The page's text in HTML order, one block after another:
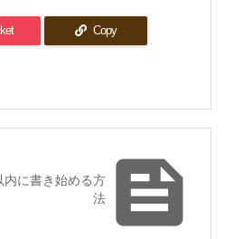
Copy

に書き始める方
法